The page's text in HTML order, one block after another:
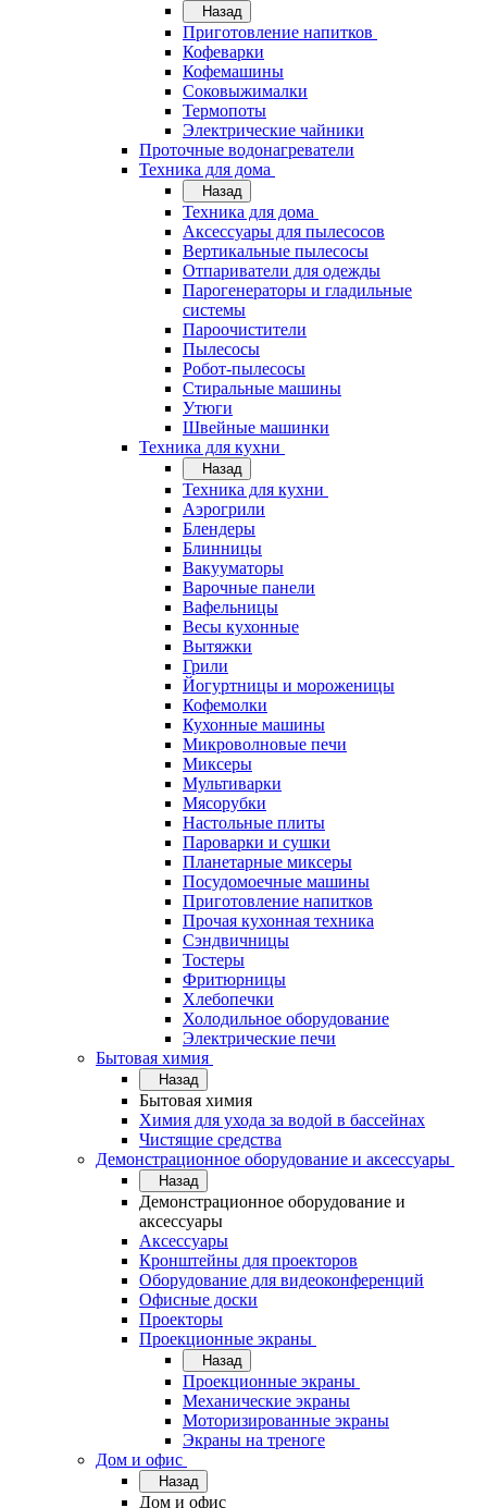
Назад
Приготовление напитков
Кофеварки
Кофемашины
Соковыжималки
Термопоты
Электрические чайники
Проточные водонагреватели
Техника для дома
Назад
Техника для дома
Аксессуары для пылесосов
Вертикальные пылесосы
Отпариватели для одежды
Парогенераторы и гладильные
системы
Пароочистители
Пылесосы
Робот-пылесосы
Стиральные машины
Утюги
Швейные машинки
Техника для кухни
Назад
Техника для кухни
Аэрогрили
Блендеры
Блинницы
Вакууматоры
Варочные панели
Вафельницы
Весы кухонные
Вытяжки
Грили
Йогуртницы и мороженицы
Кофемолки
Кухонные машины
Микроволновые печи
Миксеры
Мультиварки
Мясорубки
Настольные плиты
Пароварки и сушки
Планетарные миксеры
Посудомоечные машины
Приготовление напитков
Прочая кухонная техника
Сэндвичницы
Тостеры
Фритюрницы
Хлебопечки
Холодильное оборудование
Электрические печи
Бытовая химия
Назад
Бытовая химия
Химия для ухода за водой в бассейнах
Чистящие средства
Демонстрационное оборудование и аксессуары
Назад
Демонстрационное оборудование и
аксессуары
Аксессуары
Кронштейны для проекторов
Оборудование для видеоконференций
Офисные доски
Проекторы
Проекционные экраны
Назад
Проекционные экраны
Механические экраны
Моторизированные экраны
Экраны на треноге
Дом и офис
Назад
Дом и офис